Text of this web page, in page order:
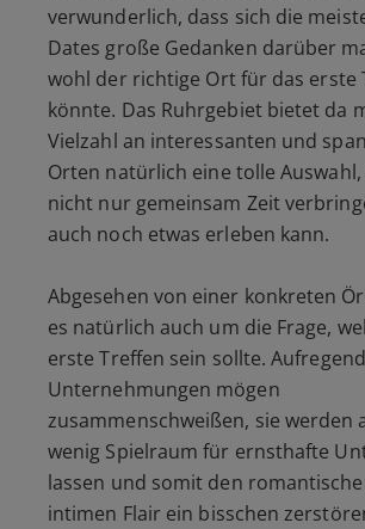
verwunderlich, dass sich die
Dates große Gedanken darüber
wohl der richtige Ort für das erste
könnte. Das Ruhrgebiet bietet da
Vielzahl an interessanten und
Orten natürlich eine tolle
nicht nur gemeinsam Zeit
auch noch etwas erleben kann.
Abgesehen von einer konkreten
es natürlich auch um die Frage,
erste Treffen sein sollte.
Unternehmungen mögen
zusammenschweißen, sie werden
wenig Spielraum für ernsthafte
lassen und somit den
intimen Flair ein bisschen